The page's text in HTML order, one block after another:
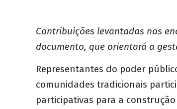
Contribuições levantadas nos
documento, que orientará a
Representantes do poder
comunidades tradicionais
participativas para a